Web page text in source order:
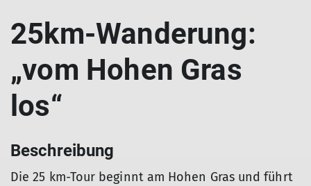
25km-Wanderung:
„vom Hohen Gras
los“
Beschreibung
Die 25 km-Tour beginnt am Hohen Gras und führt